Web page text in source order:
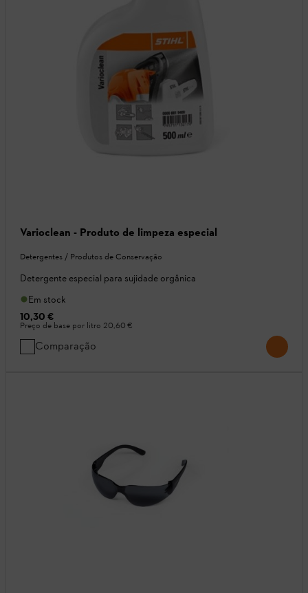
Varioclean - Produto de limpeza especial
Detergentes / Produtos de Conservação
Detergente especial para sujidade orgânica
Em stock
10,30 €
Preço de base por litro 20,60 €
Comparação